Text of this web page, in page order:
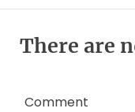
There are
Comment